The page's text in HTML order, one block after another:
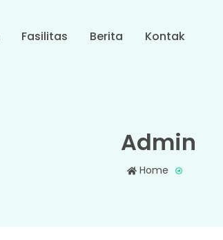
Fasilitas Berita Kontak
Admin
Home